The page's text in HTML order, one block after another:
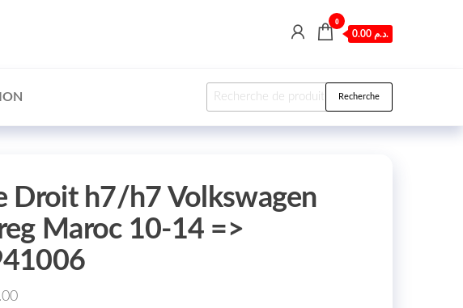
0
0.00 د.م.
Recherche pour : Recherche
Droit h7/h7 Volkswagen
Maroc 10-14 =>